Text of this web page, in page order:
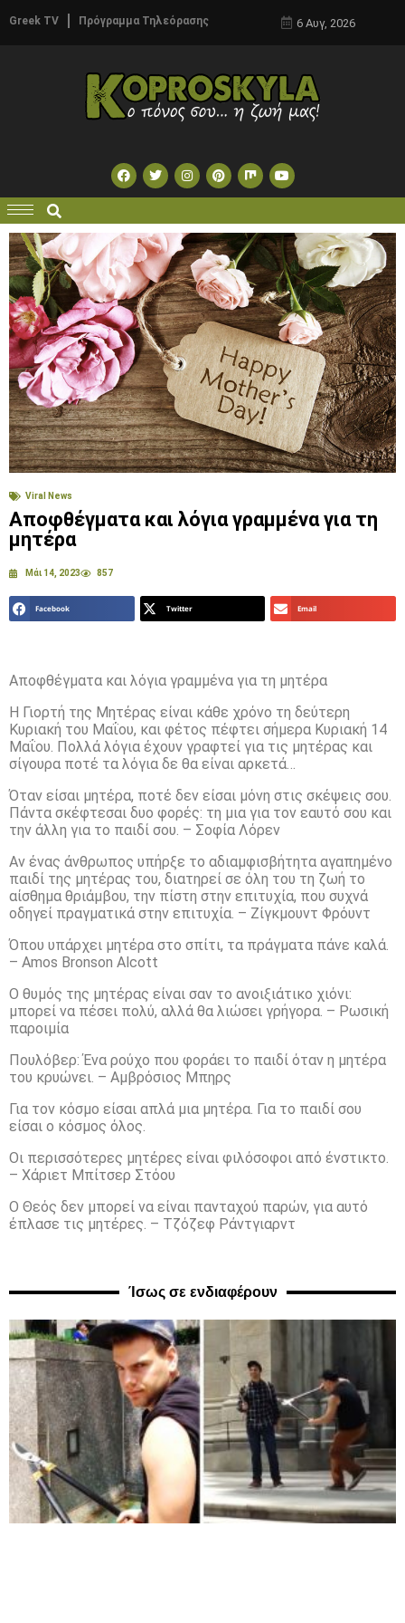
Greek TV Πρόγραμμα Τηλεόρασης 6 Αυγ, 2026
Viral News
Αποφθέγματα και λόγια γραμμένα για τη
μητέρα
Μάι 14, 2023 857
Facebook Twitter Email
Αποφθέγματα και λόγια γραμμένα για τη μητέρα
Η Γιορτή της Μητέρας είναι κάθε χρόνο τη δεύτερη
Κυριακή του Μαΐου, και φέτος πέφτει σήμερα Κυριακή 14
Μαΐου. Πολλά λόγια έχουν γραφτεί για τις μητέρας και
σίγουρα ποτέ τα λόγια δε θα είναι αρκετά…
Όταν είσαι μητέρα, ποτέ δεν είσαι μόνη στις σκέψεις σου.
Πάντα σκέφτεσαι δυο φορές: τη μια για τον εαυτό σου και
την άλλη για το παιδί σου. – Σοφία Λόρεν
Αν ένας άνθρωπος υπήρξε το αδιαμφισβήτητα αγαπημένο
παιδί της μητέρας του, διατηρεί σε όλη του τη ζωή το
αίσθημα θριάμβου, την πίστη στην επιτυχία, που συχνά
οδηγεί πραγματικά στην επιτυχία. – Ζίγκμουντ Φρόυντ
Όπου υπάρχει μητέρα στο σπίτι, τα πράγματα πάνε καλά.
– Amos Bronson Alcott
Ο θυμός της μητέρας είναι σαν το ανοιξιάτικο χιόνι:
μπορεί να πέσει πολύ, αλλά θα λιώσει γρήγορα. – Ρωσική
παροιμία
Πουλόβερ: Ένα ρούχο που φοράει το παιδί όταν η μητέρα
του κρυώνει. – Αμβρόσιος Μπηρς
Για τον κόσμο είσαι απλά μια μητέρα. Για το παιδί σου
είσαι ο κόσμος όλος.
Οι περισσότερες μητέρες είναι φιλόσοφοι από ένστικτο.
– Χάριετ Μπίτσερ Στόου
Ο Θεός δεν μπορεί να είναι πανταχού παρών, για αυτό
έπλασε τις μητέρες. – Τζόζεφ Ράντγιαρντ
Ίσως σε ενδιαφέρουν